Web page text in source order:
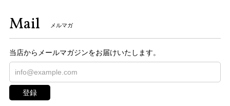
Mail メルマガ
当店からメールマガジンをお届けいたします。
登録